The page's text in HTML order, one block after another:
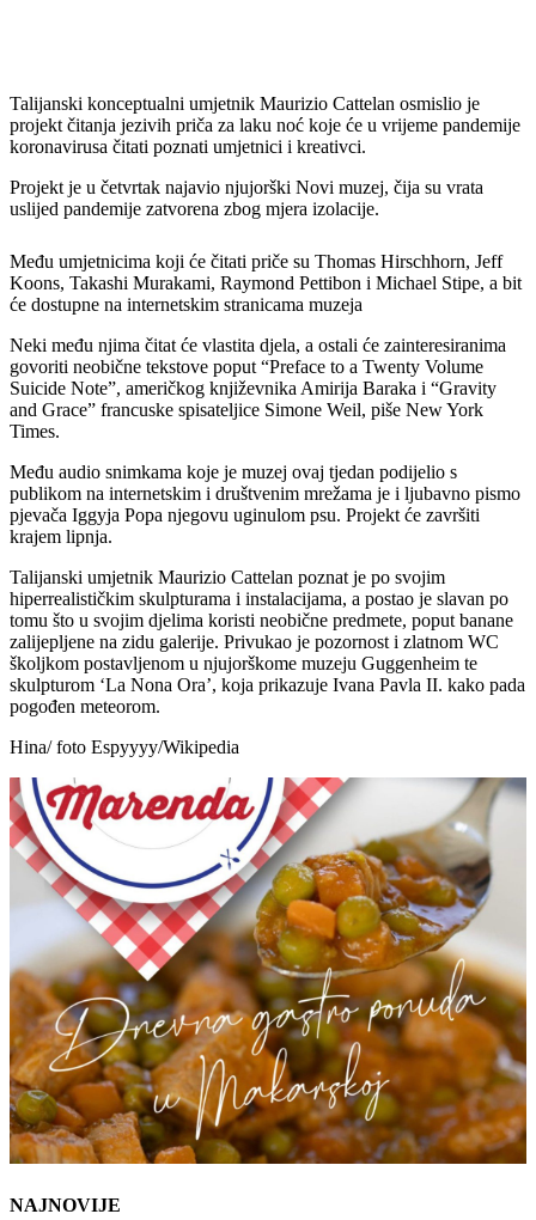
Talijanski konceptualni umjetnik Maurizio Cattelan osmislio je
projekt čitanja jezivih priča za laku noć koje će u vrijeme pandemije
koronavirusa čitati poznati umjetnici i kreativci.
Projekt je u četvrtak najavio njujorški Novi muzej, čija su vrata
uslijed pandemije zatvorena zbog mjera izolacije.
Među umjetnicima koji će čitati priče su Thomas Hirschhorn, Jeff
Koons, Takashi Murakami, Raymond Pettibon i Michael Stipe, a bit
će dostupne na internetskim stranicama muzeja
Neki među njima čitat će vlastita djela, a ostali će zainteresiranima
govoriti neobične tekstove poput “Preface to a Twenty Volume
Suicide Note”, američkog književnika Amirija Baraka i “Gravity
and Grace” francuske spisateljice Simone Weil, piše New York
Times.
Među audio snimkama koje je muzej ovaj tjedan podijelio s
publikom na internetskim i društvenim mrežama je i ljubavno pismo
pjevača Iggyja Popa njegovu uginulom psu. Projekt će završiti
krajem lipnja.
Talijanski umjetnik Maurizio Cattelan poznat je po svojim
hiperrealističkim skulpturama i instalacijama, a postao je slavan po
tomu što u svojim djelima koristi neobične predmete, poput banane
zalijepljene na zidu galerije. Privukao je pozornost i zlatnom WC
školjkom postavljenom u njujorškome muzeju Guggenheim te
skulpturom ‘La Nona Ora’, koja prikazuje Ivana Pavla II. kako pada
pogođen meteorom.
Hina/ foto Espyyyy/Wikipedia
NAJNOVIJE